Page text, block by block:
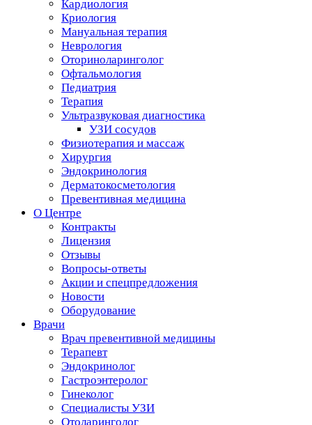
Кардиология
Криология
Мануальная терапия
Неврология
Оториноларинголог
Офтальмология
Педиатрия
Терапия
Ультразвуковая диагностика
УЗИ сосудов
Физиотерапия и массаж
Хирургия
Эндокринология
Дерматокосметология
Превентивная медицина
О Центре
Контракты
Лицензия
Отзывы
Вопросы-ответы
Акции и спецпредложения
Новости
Оборудование
Врачи
Врач превентивной медицины
Терапевт
Эндокринолог
Гастроэнтеролог
Гинеколог
Специалисты УЗИ
Отоларинголог